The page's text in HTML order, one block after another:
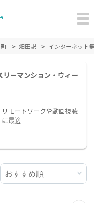
畑田駅 インターネット
ーマンション・ウィー
リモートワークや動画視聴
に最適